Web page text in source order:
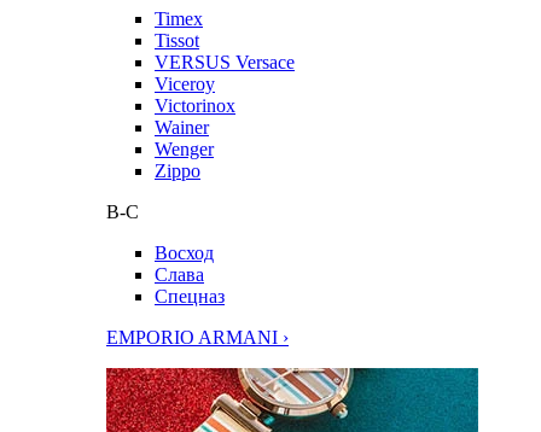
Timex
Tissot
VERSUS Versace
Viceroy
Victorinox
Wainer
Wenger
Zippo
В-С
Восход
Слава
Спецназ
EMPORIO ARMANI ›